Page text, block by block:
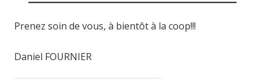
Prenez soin de vous, à bientôt à la coop!!!
Daniel FOURNIER